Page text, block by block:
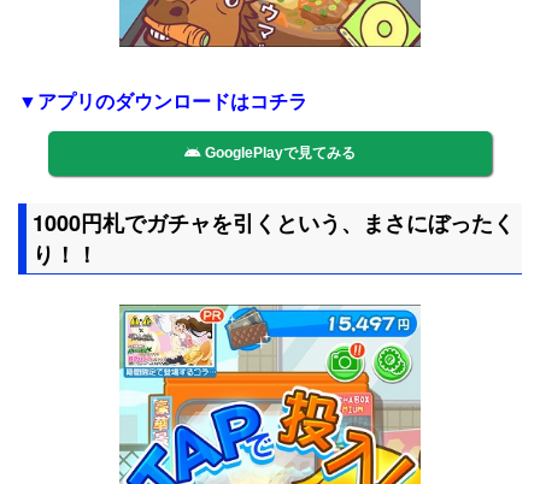
▼アプリのダウンロードはコチラ
GooglePlayで見てみる
1000円札でガチャを引くという、まさにぼったく
り！！